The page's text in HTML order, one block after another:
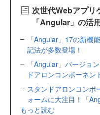
次世代Webアプリ
「Angular」の活
「Angular」17の新機
記法が多数登場！
「Angular」バージョ
ドアロンコンポーネン
スタンドアロンコンポ
ォームに大注目！「
もっと読む